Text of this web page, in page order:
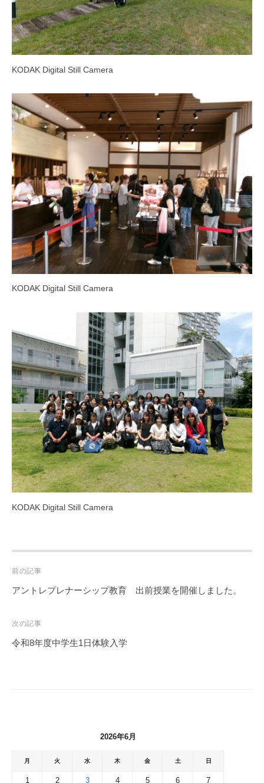
KODAK Digital Still Camera
KODAK Digital Still Camera
KODAK Digital Still Camera
Post
navigation
前の記事
アントレプレナーシップ教育 出前授業を開催しました。
次の記事
令和8年度中学生1日体験入学
2026年6月
月 火 水 木 金 土 日
1 2 3 4 5 6 7